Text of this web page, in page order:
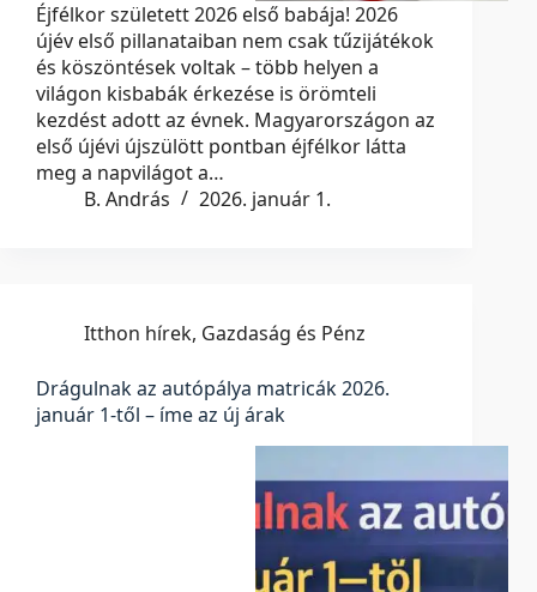
Éjfélkor született 2026 első babája! 2026
újév első pillanataiban nem csak tűzijátékok
és köszöntések voltak – több helyen a
világon kisbabák érkezése is örömteli
kezdést adott az évnek. Magyarországon az
első újévi újszülött pontban éjfélkor látta
meg a napvilágot a…
B. András
2026. január 1.
Itthon hírek, Gazdaság és Pénz
Drágulnak az autópálya matricák 2026.
január 1-től – íme az új árak